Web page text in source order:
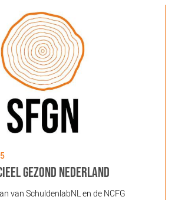
GEZOND NEDERLAND
van SchuldenlabNL en de NCFG